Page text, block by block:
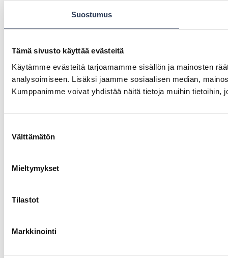
Suostumus
Tämä sivusto käyttää evästeitä
Käytämme evästeitä tarjoamamme sisällön ja mainosten
analysoimiseen. Lisäksi jaamme sosiaalisen median,
Kumppanimme voivat yhdistää näitä tietoja muihin tietoihin,
valinta
Välttämätön
Mieltymykset
Tilastot
Markkinointi